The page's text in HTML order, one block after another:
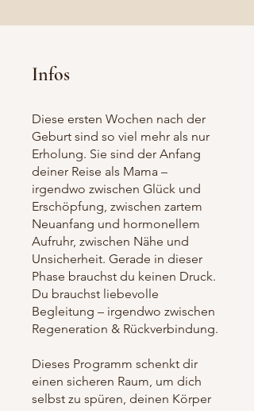
Infos
Diese ersten Wochen nach der
Geburt sind so viel mehr als nur
Erholung. Sie sind der Anfang
deiner Reise als Mama –
irgendwo zwischen Glück und
Erschöpfung, zwischen zartem
Neuanfang und hormonellem
Aufruhr, zwischen Nähe und
Unsicherheit. Gerade in dieser
Phase brauchst du keinen Druck.
Du brauchst liebevolle
Begleitung – irgendwo zwischen
Regeneration & Rückverbindung.
Dieses Programm schenkt dir
einen sicheren Raum, um dich
selbst zu spüren, deinen Körper